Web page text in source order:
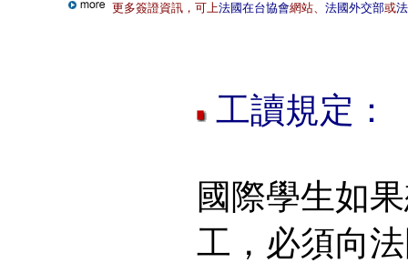
更多簽證資訊，可上法國在台協會網站、 法國外交部或
工讀規定：
國際學生如
工，必須向